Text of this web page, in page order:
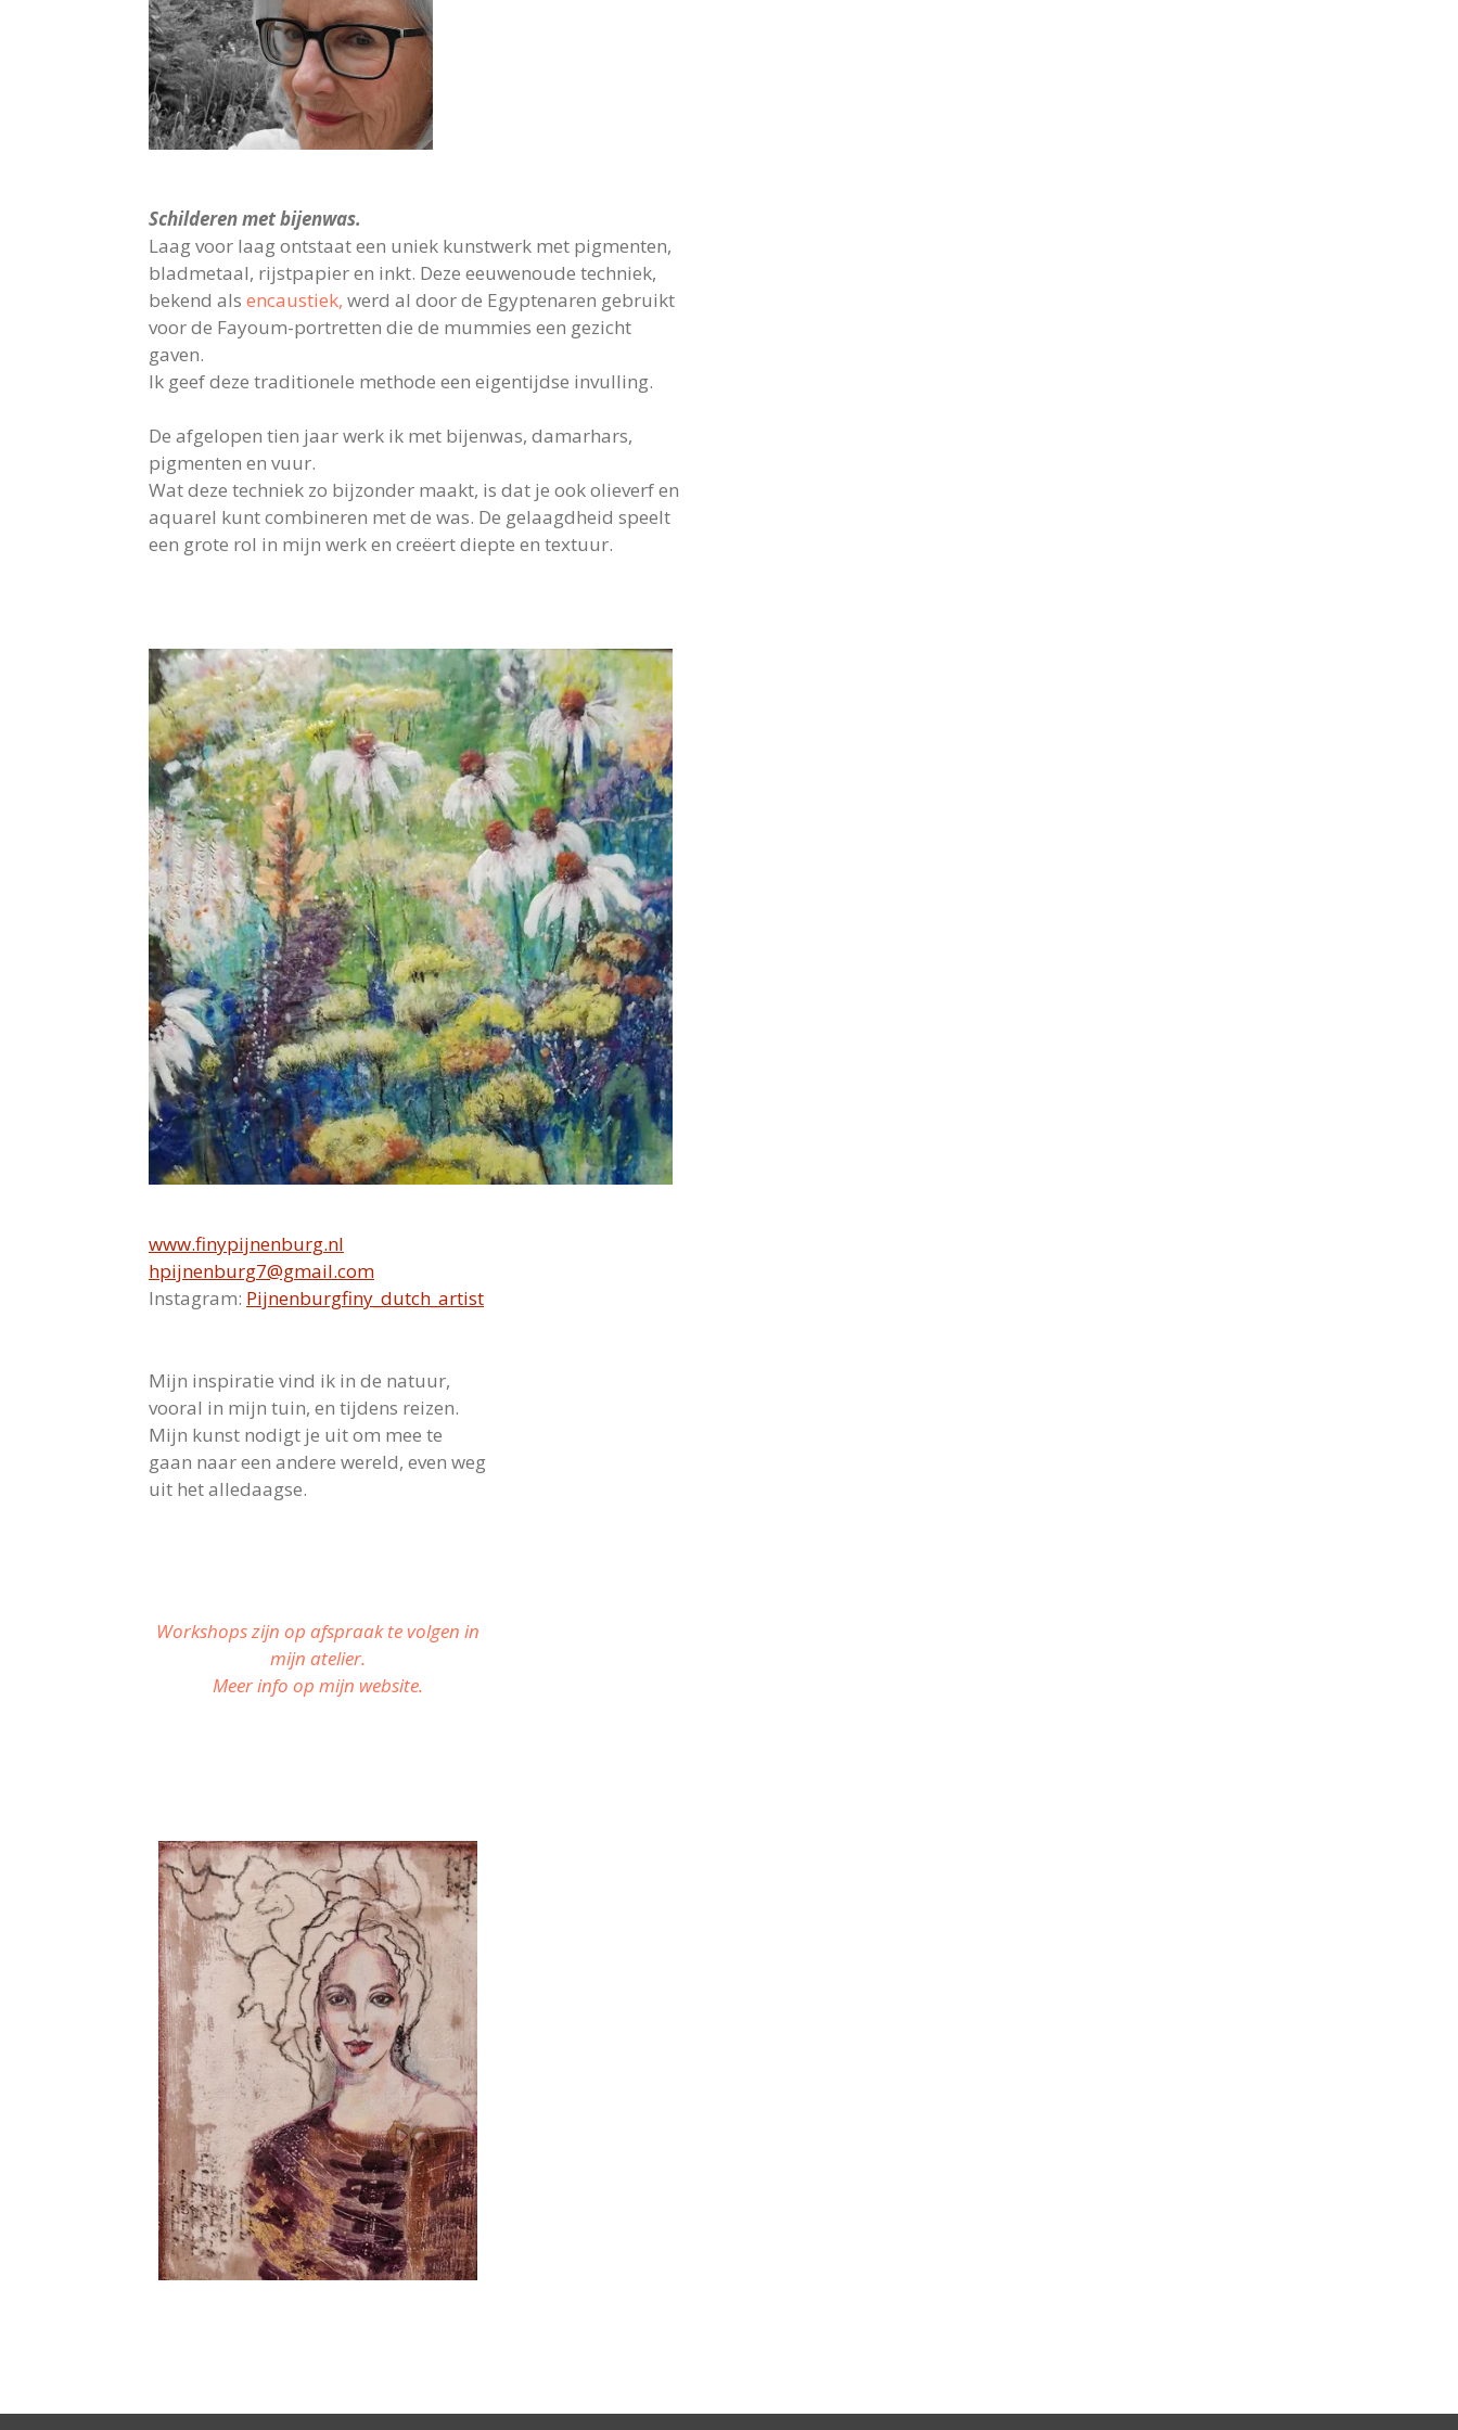
Schilderen met bijenwas.
Laag voor laag ontstaat een uniek kunstwerk met pigmenten,
bladmetaal, rijstpapier en inkt. Deze eeuwenoude techniek,
bekend als encaustiek, werd al door de Egyptenaren gebruikt
voor de Fayoum-portretten die de mummies een gezicht
gaven.
Ik geef deze traditionele methode een eigentijdse invulling.
De afgelopen tien jaar werk ik met bijenwas, damarhars,
pigmenten en vuur.
​Wat deze techniek zo bijzonder maakt, is dat je ook olieverf en
aquarel kunt combineren met de was. De gelaagdheid speelt
een grote rol in mijn werk en creëert diepte en textuur.
www.finypijnenburg.nl
hpijnenburg7@gmail.com
Instagram: Pijnenburgfiny_dutch_artist
Mijn inspiratie vind ik in de natuur,
vooral in mijn tuin, en tijdens reizen.
Mijn kunst nodigt je uit om mee te
gaan naar een andere wereld, even weg
uit het alledaagse.​
Workshops zijn op afspraak te volgen in
mijn atelier.
​Meer info op mijn website.